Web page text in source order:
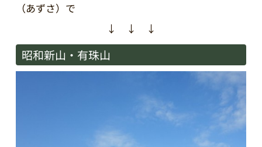
（あずさ）で
↓ ↓ ↓
昭和新山・有珠山